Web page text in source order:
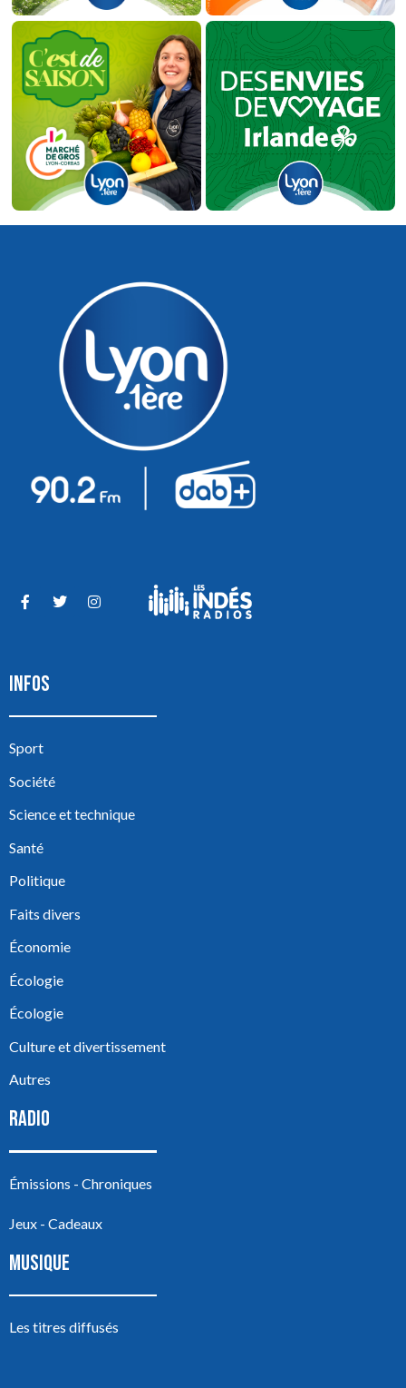
INFOS
Sport
Société
Science et technique
Santé
Politique
Faits divers
Économie
Écologie
Écologie
Culture et divertissement
Autres
RADIO
Émissions - Chroniques
Jeux - Cadeaux
MUSIQUE
Les titres diffusés